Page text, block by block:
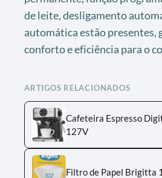
de leite, desligamento
automática estão presentes,
conforto e eficiência para o
ARTIGOS RELACIONADOS
Cafeteira Espresso
127V
Filtro de Papel Brigitta